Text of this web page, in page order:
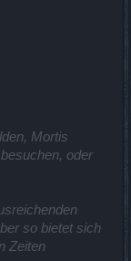
Mortis
oder
so bietet sich
Zeiten